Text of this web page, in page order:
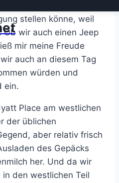
den gewünschten
stellen könne, weil
wir auch einen Jeep
mir meine Freude
auch an diesem Tag
würden und
ein.
Place am westlichen
der üblichen
aber relativ frisch
des Gepäcks
her. Und da wir
den westlichen Teil